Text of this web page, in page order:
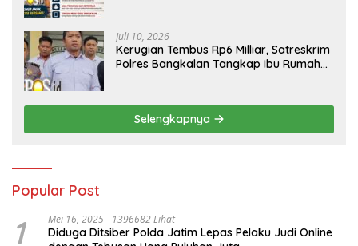
Juli 10, 2026
Kerugian Tembus Rp6 Milliar, Satreskrim
Polres Bangkalan Tangkap Ibu Rumah
Selengkapnya
Popular Post
1 Mei 16, 2025 1396682 Lihat
Diduga Ditsiber Polda Jatim Lepas Pelaku Judi Online